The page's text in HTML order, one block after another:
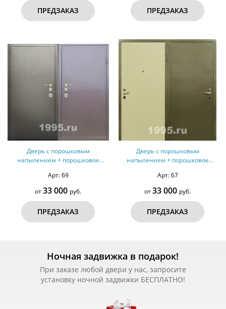
ПРЕДЗАКАЗ ПРЕДЗАКАЗ
Дверь с порошковым
напылением + порошковое
Арт: 69
от33 000 руб.
ПРЕДЗАКАЗ
Дверь с порошковым
напылением + порошковое
Арт: 67
от33 000 руб.
ПРЕДЗАКАЗ
Ночная задвижка в подарок!
При заказе любой двери у нас, запросите
установку ночной задвижки БЕСПЛАТНО!